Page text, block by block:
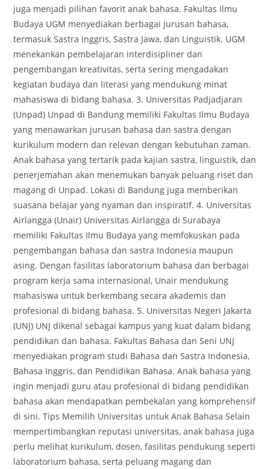
juga menjadi pilihan favorit anak bahasa. Fakultas Ilmu
Budaya UGM menyediakan berbagai jurusan bahasa,
termasuk Sastra Inggris, Sastra Jawa, dan Linguistik. UGM
menekankan pembelajaran interdisipliner dan
pengembangan kreativitas, serta sering mengadakan
kegiatan budaya dan literasi yang mendukung minat
mahasiswa di bidang bahasa. 3. Universitas Padjadjaran
(Unpad) Unpad di Bandung memiliki Fakultas Ilmu Budaya
yang menawarkan jurusan bahasa dan sastra dengan
kurikulum modern dan relevan dengan kebutuhan zaman.
Anak bahasa yang tertarik pada kajian sastra, linguistik, dan
penerjemahan akan menemukan banyak peluang riset dan
magang di Unpad. Lokasi di Bandung juga memberikan
suasana belajar yang nyaman dan inspiratif. 4. Universitas
Airlangga (Unair) Universitas Airlangga di Surabaya
memiliki Fakultas Ilmu Budaya yang memfokuskan pada
pengembangan bahasa dan sastra Indonesia maupun
asing. Dengan fasilitas laboratorium bahasa dan berbagai
program kerja sama internasional, Unair mendukung
mahasiswa untuk berkembang secara akademis dan
profesional di bidang bahasa. 5. Universitas Negeri Jakarta
(UNJ) UNJ dikenal sebagai kampus yang kuat dalam bidang
pendidikan dan bahasa. Fakultas Bahasa dan Seni UNJ
menyediakan program studi Bahasa dan Sastra Indonesia,
Bahasa Inggris, dan Pendidikan Bahasa. Anak bahasa yang
ingin menjadi guru atau profesional di bidang pendidikan
bahasa akan mendapatkan pembekalan yang komprehensif
di sini. Tips Memilih Universitas untuk Anak Bahasa Selain
mempertimbangkan reputasi universitas, anak bahasa juga
perlu melihat kurikulum, dosen, fasilitas pendukung seperti
laboratorium bahasa, serta peluang magang dan